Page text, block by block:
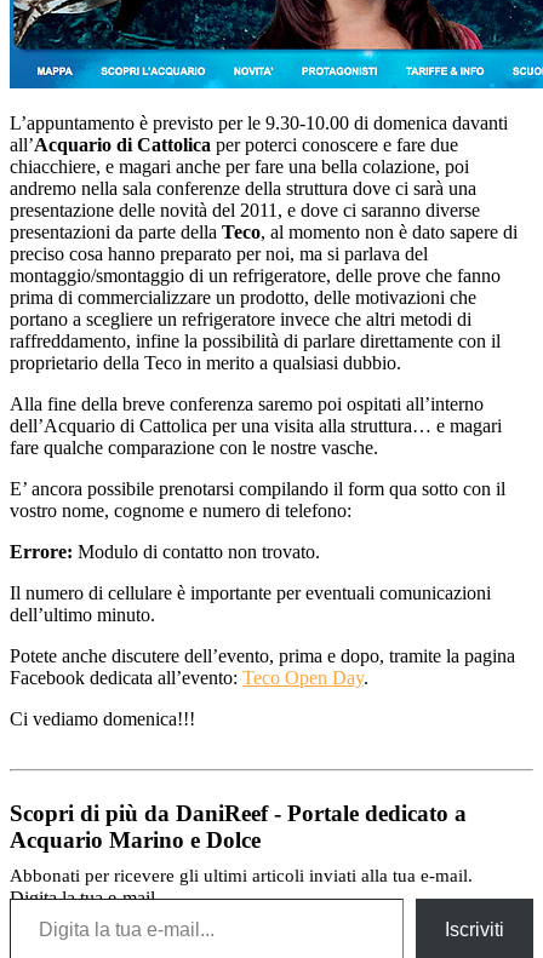
L’appuntamento è previsto per le 9.30-10.00 di domenica davanti
all’Acquario di Cattolica per poterci conoscere e fare due
chiacchiere, e magari anche per fare una bella colazione, poi
andremo nella sala conferenze della struttura dove ci sarà una
presentazione delle novità del 2011, e dove ci saranno diverse
presentazioni da parte della Teco, al momento non è dato sapere di
preciso cosa hanno preparato per noi, ma si parlava del
montaggio/smontaggio di un refrigeratore, delle prove che fanno
prima di commercializzare un prodotto, delle motivazioni che
portano a scegliere un refrigeratore invece che altri metodi di
raffreddamento, infine la possibilità di parlare direttamente con il
proprietario della Teco in merito a qualsiasi dubbio.
Alla fine della breve conferenza saremo poi ospitati all’interno
dell’Acquario di Cattolica per una visita alla struttura… e magari
fare qualche comparazione con le nostre vasche.
E’ ancora possibile prenotarsi compilando il form qua sotto con il
vostro nome, cognome e numero di telefono:
Errore: Modulo di contatto non trovato.
Il numero di cellulare è importante per eventuali comunicazioni
dell’ultimo minuto.
Potete anche discutere dell’evento, prima e dopo, tramite la pagina
Facebook dedicata all’evento: Teco Open Day.
Ci vediamo domenica!!!
Scopri di più da DaniReef - Portale dedicato a
Acquario Marino e Dolce
Abbonati per ricevere gli ultimi articoli inviati alla tua e-mail.
Digita la tua e-mail...
Iscriviti